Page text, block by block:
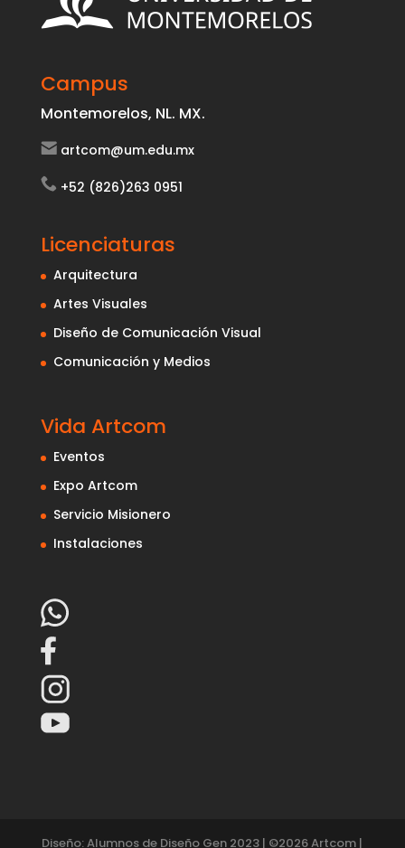
Campus
Montemorelos, NL. MX.
artcom@um.edu.mx
+52 (826)263 0951
Licenciaturas
Arquitectura
Artes Visuales
Diseño de Comunicación Visual
Comunicación y Medios
Vida Artcom
Eventos
Expo Artcom
Servicio Misionero
Instalaciones
Diseño: Alumnos de Diseño Gen 2023 | ©2026Artcom |